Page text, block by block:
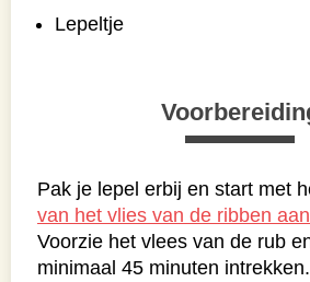
Lepeltje
Pak je lepel erbij en start met
van het vlies van de ribben
Voorzie het vlees van de rub
minimaal 45 minuten